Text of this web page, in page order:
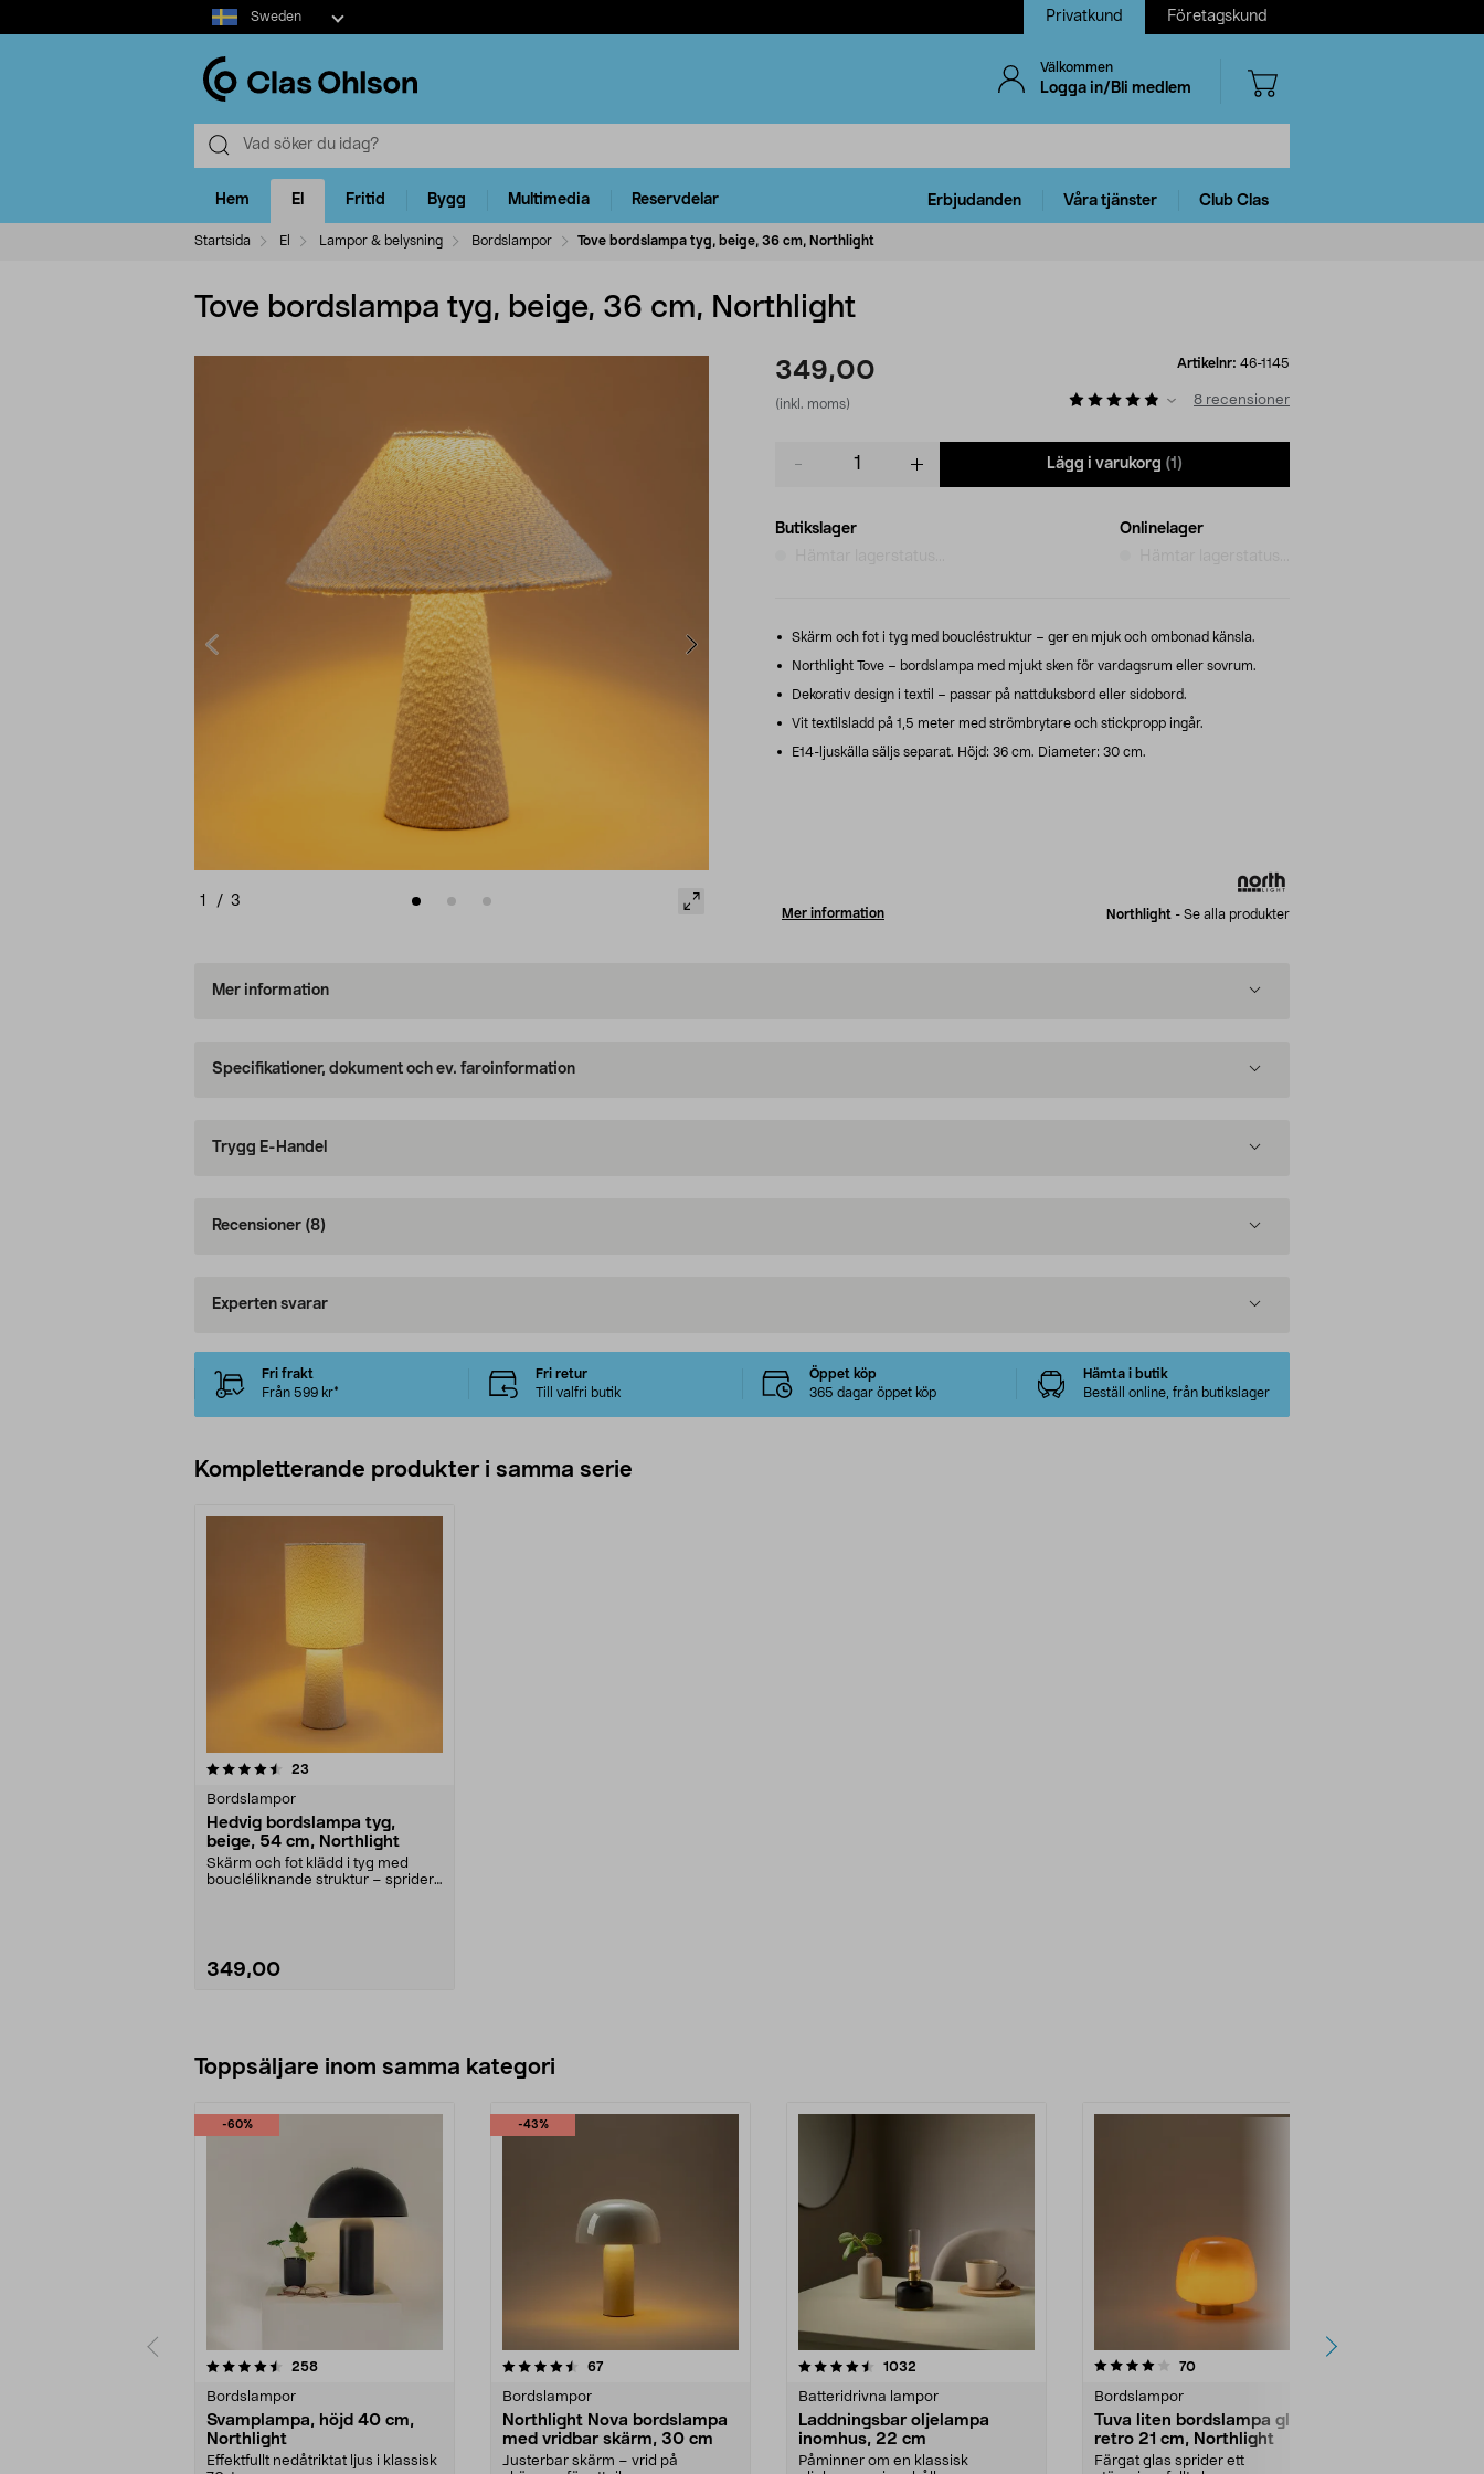
Select
market
Sweden Privatkund Företagskund
Välkommen
Logga in/Bli medlem
Hem El Fritid Bygg Multimedia Reservdelar Erbjudanden Våra tjänster Club Clas
Startsida El Lampor & belysning Bordslampor Tove bordslampa tyg, beige, 36 cm, Northlight
Tove bordslampa tyg, beige, 36 cm, Northlight
1 / 3
349,00
(inkl. moms)
Artikelnr: 46-1145
8 recensioner
Lägg i varukorg (1)
Butikslager
Onlinelager
Skärm och fot i tyg med boucléstruktur – ger en mjuk och ombonad känsla.
Northlight Tove – bordslampa med mjukt sken för vardagsrum eller sovrum.
Dekorativ design i textil – passar på nattduksbord eller sidobord.
Vit textilsladd på 1,5 meter med strömbrytare och stickpropp ingår.
E14-ljuskälla säljs separat. Höjd: 36 cm. Diameter: 30 cm.
Mer information Northlight - Se alla produkter
Mer information
Specifikationer, dokument och ev. faroinformation
Trygg E-Handel
Recensioner (8)
Experten svarar
Fri frakt
Från 599 kr*
Fri retur
Till valfri butik
Öppet köp
365 dagar öppet köp
Hämta i butik
Beställ online, från butikslager
Kompletterande produkter i samma serie
23
Bordslampor
Hedvig bordslampa tyg,
beige, 54 cm, Northlight
Skärm och fot klädd i tyg med
boucléliknande struktur – sprider
349,00
Toppsäljare inom samma kategori
-60%
258recensioner
Bordslampor
Svamplampa, höjd 40 cm,
Northlight
Effektfullt nedåtriktat ljus i klassisk
-43%
4.5 av 5 stjärnor 67recensioner
Bordslampor
Northlight Nova bordslampa
med vridbar skärm, 30 cm
Justerbar skärm – vrid på
4.5 av 5 stjärnor 1032
Batteridrivna lampor
Laddningsbar oljelampa
inomhus, 22 cm
Påminner om en klassisk
4.0 av 5 stjärnor 70recensioner
Bordslampor
Tuva liten bordslampa glas
retro 21 cm, Northlight
Färgat glas sprider ett
4.5 av 5 stjärnor